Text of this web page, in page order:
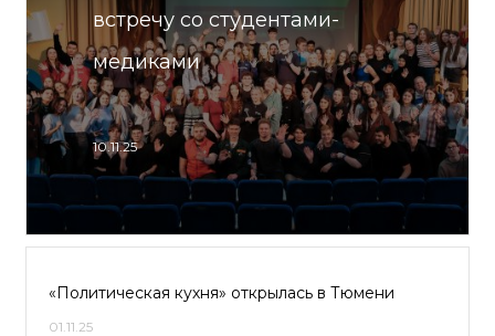
встречу со студентами-
медиками
10.11.25
«Политическая кухня» открылась в Тюмени
01.11.25